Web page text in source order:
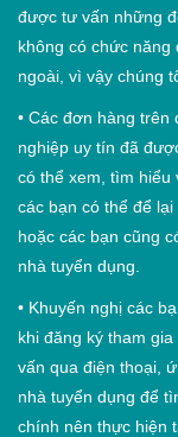
được tư vấn những
không có chức
ngoài, vì vậy chúng
• Các đơn hàng trên
nghiệp uy tín đã
có thể xem, tìm hiểu
các bạn có thể để
hoặc các bạn cũng
nhà tuyển dụng.
• Khuyến nghị các
khi đăng ký tham
vấn qua điện thoại,
nhà tuyển dụng để
chính nên thực hiện